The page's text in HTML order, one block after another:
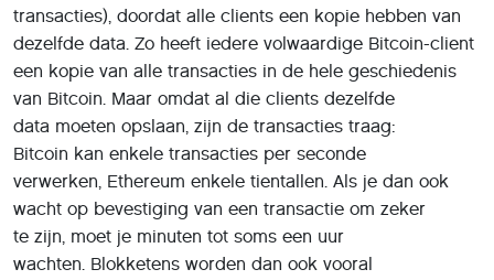
transacties), doordat alle clients een kopie hebben van
dezelfde data. Zo heeft iedere volwaardige Bitcoin-client
een kopie van alle transacties in de hele geschiedenis
van Bitcoin. Maar omdat al die clients dezelfde
data moeten opslaan, zijn de transacties traag:
Bitcoin kan enkele transacties per seconde
verwerken, Ethereum enkele tientallen. Als je dan ook
wacht op bevestiging van een transactie om zeker
te zijn, moet je minuten tot soms een uur
wachten. Blokketens worden dan ook vooral